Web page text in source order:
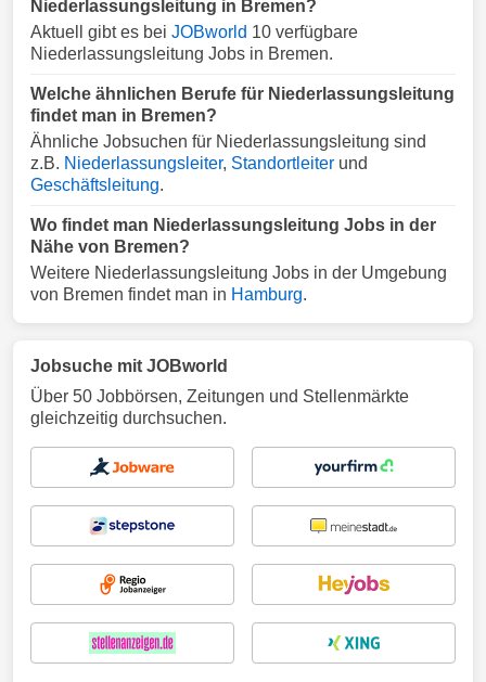
Niederlassungsleitung in Bremen?
Aktuell gibt es bei JOBworld 10 verfügbare
Niederlassungsleitung Jobs in Bremen.
Welche ähnlichen Berufe für Niederlassungsleitung
findet man in Bremen?
Ähnliche Jobsuchen für Niederlassungsleitung sind
z.B. Niederlassungsleiter, Standortleiter und
Geschäftsleitung.
Wo findet man Niederlassungsleitung Jobs in der
Nähe von Bremen?
Weitere Niederlassungsleitung Jobs in der Umgebung
von Bremen findet man in Hamburg.
Jobsuche mit JOBworld
Über 50 Jobbörsen, Zeitungen und Stellenmärkte
gleichzeitig durchsuchen.